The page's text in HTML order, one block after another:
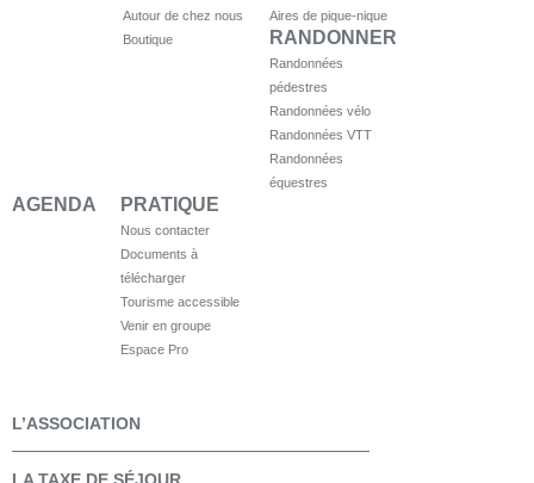
Autour de chez nous
Boutique
Aires de pique-nique
RANDONNER
Randonnées
pédestres
Randonnées vélo
Randonnées VTT
Randonnées
équestres
AGENDA PRATIQUE
Nous contacter
Documents à
télécharger
Tourisme accessible
Venir en groupe
Espace Pro
L’ASSOCIATION
LA TAXE DE SÉJOUR